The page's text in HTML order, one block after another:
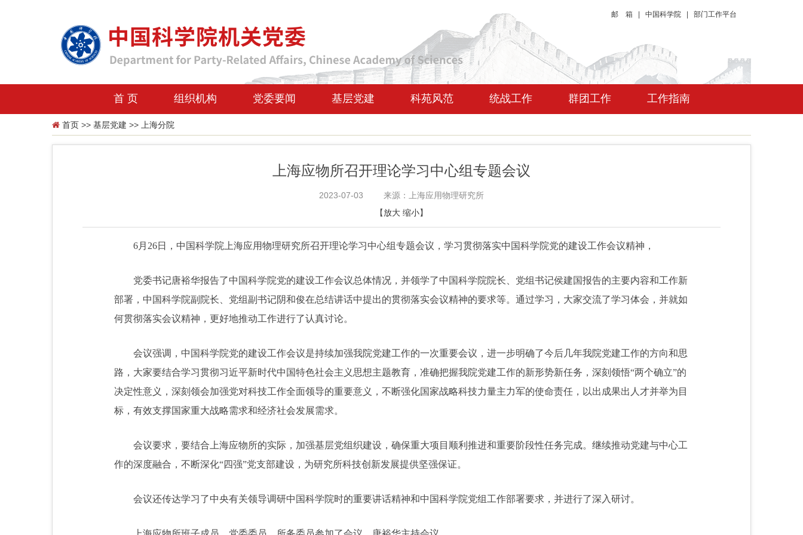
邮 箱 中国科学院 部门工作平台
首 页 组织机构 党委要闻 基层党建 科苑风范 统战工作 群团工作 工作指南
首页 >> 基层党建 >> 上海分院
上海应物所召开理论学习中心组专题会议
2023-07-03
来源：上海应用物理研究所
【放大 缩小】
6月26日，中国科学院上海应用物理研究所召开理论学习中心组专题会议，学习贯彻落实中国科学院党的建设工作会议精神，
党委书记唐裕华报告了中国科学院党的建设工作会议总体情况，并领学了中国科学院院长、党组书记侯建国报告的主要内容和工作新
部署，中国科学院副院长、党组副书记阴和俊在总结讲话中提出的贯彻落实会议精神的要求等。通过学习，大家交流了学习体会，并就如
何贯彻落实会议精神，更好地推动工作进行了认真讨论。
会议强调，中国科学院党的建设工作会议是持续加强我院党建工作的一次重要会议，进一步明确了今后几年我院党建工作的方向和思
路，大家要结合学习贯彻习近平新时代中国特色社会主义思想主题教育，准确把握我院党建工作的新形势新任务，深刻领悟“两个确立”的
决定性意义，深刻领会加强党对科技工作全面领导的重要意义，不断强化国家战略科技力量主力军的使命责任，以出成果出人才并举为目
标，有效支撑国家重大战略需求和经济社会发展需求。
会议要求，要结合上海应物所的实际，加强基层党组织建设，确保重大项目顺利推进和重要阶段性任务完成。继续推动党建与中心工
作的深度融合，不断深化“四强”党支部建设，为研究所科技创新发展提供坚强保证。
会议还传达学习了中央有关领导调研中国科学院时的重要讲话精神和中国科学院党组工作部署要求，并进行了深入研讨。